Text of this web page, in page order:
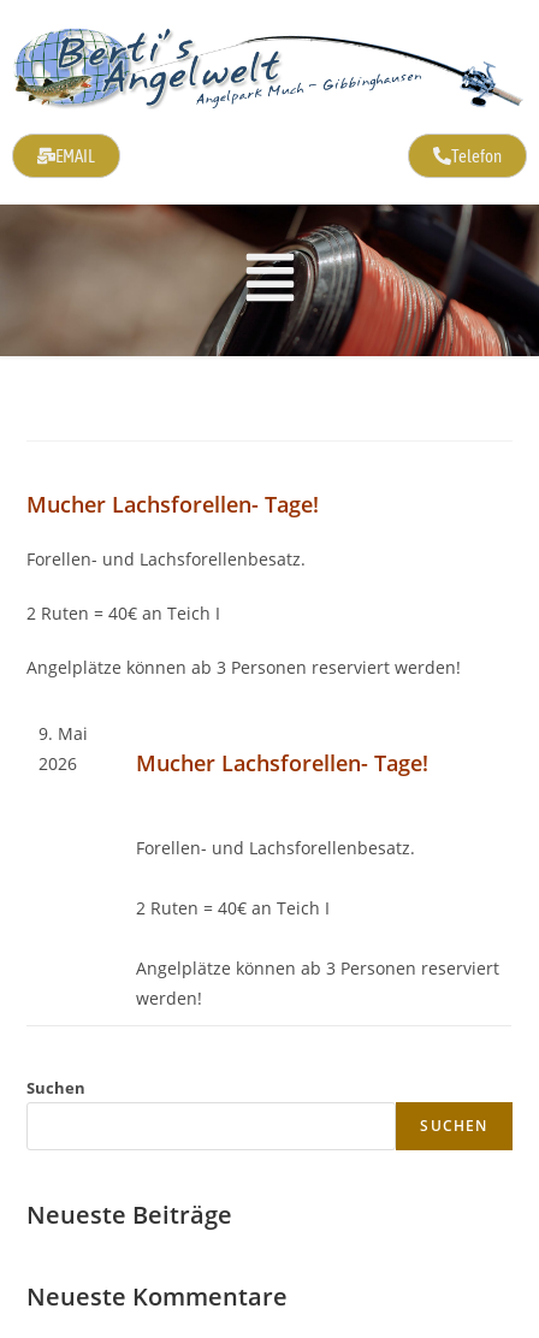
EMAIL Telefon
Mucher Lachsforellen- Tage!
Forellen- und Lachsforellenbesatz.
2 Ruten = 40€ an Teich I
Angelplätze können ab 3 Personen reserviert werden!
9. Mai
2026
Mucher Lachsforellen- Tage!
Forellen- und Lachsforellenbesatz.
2 Ruten = 40€ an Teich I
Angelplätze können ab 3 Personen reserviert
werden!
Suchen
SUCHEN
Neueste Beiträge
Neueste Kommentare